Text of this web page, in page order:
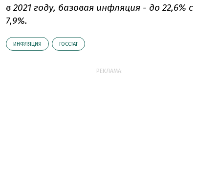
в 2021 году, базовая инфляция - до 22,6% с
7,9%.
ИНФЛЯЦИЯ ГОССТАТ
РЕКЛАМА: